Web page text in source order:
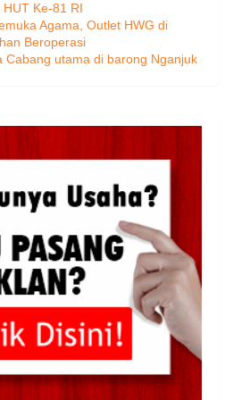
Ke-81 RI
Agama, Outlet HWG di
Beroperasi
Cabang utama di barong Nganjuk